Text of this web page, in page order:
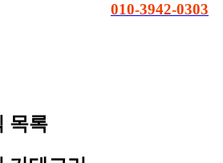
010-3942-0303
목록